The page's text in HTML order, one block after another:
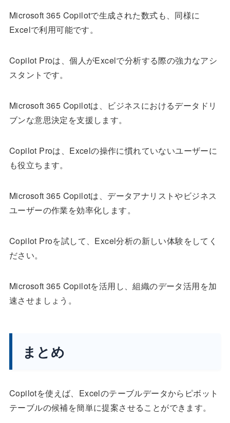
Microsoft 365 Copilotで生成された数式も、同様に
Excelで利用可能です。
Copilot Proは、個人がExcelで分析する際の強力なアシ
スタントです。
Microsoft 365 Copilotは、ビジネスにおけるデータドリ
ブンな意思決定を支援します。
Copilot Proは、Excelの操作に慣れていないユーザーに
も役立ちます。
Microsoft 365 Copilotは、データアナリストやビジネス
ユーザーの作業を効率化します。
Copilot Proを試して、Excel分析の新しい体験をしてく
ださい。
Microsoft 365 Copilotを活用し、組織のデータ活用を加
速させましょう。
まとめ
Copilotを使えば、Excelのテーブルデータからピボット
テーブルの候補を簡単に提案させることができます。